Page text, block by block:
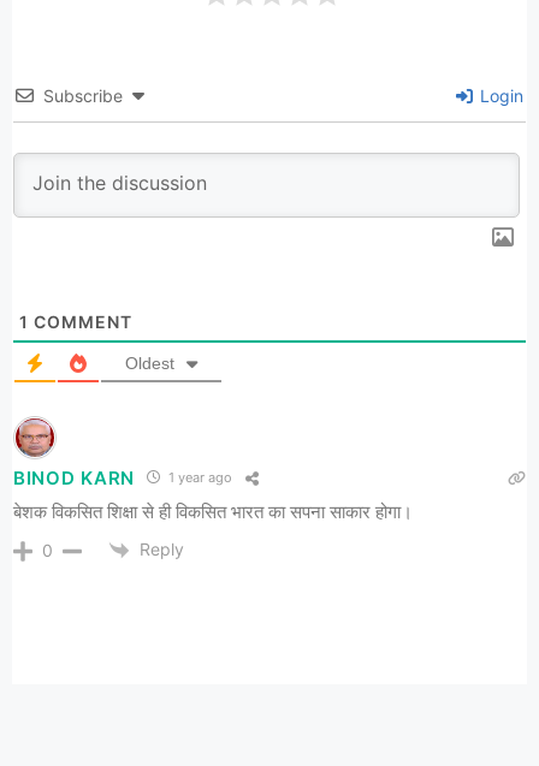
Subscribe Login
1 COMMENT
Oldest
BINOD KARN 1 year ago
बेशक विकसित शिक्षा से ही विकसित भारत का सपना साकार होगा।
0 Reply